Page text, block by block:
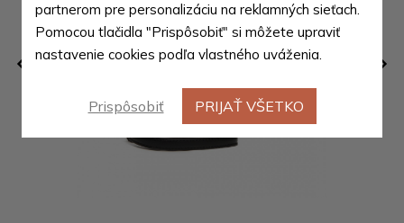
partnerom pre personalizáciu na reklamných sieťach.
Pomocou tlačidla "Prispôsobiť" si môžete upraviť
nastavenie cookies podľa vlastného uváženia.
Prispôsobiť PRIJAŤ VŠETKO